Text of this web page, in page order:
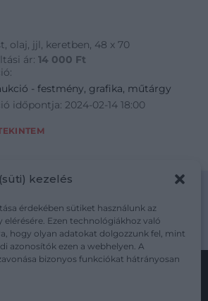
kezelés
érdekében sütiket használunk az
Ezen technológiákhoz való
hogy olyan adatokat dolgozzunk fel, mint
azonosítók ezen a webhelyen. A
bizonyos funkciókat hátrányosan
olaj, jjl, keretben, 48 x 70
ár:14 000 Ft
- festmény, grafika, műtárgy
időpontja: 2024-02-14 18:00